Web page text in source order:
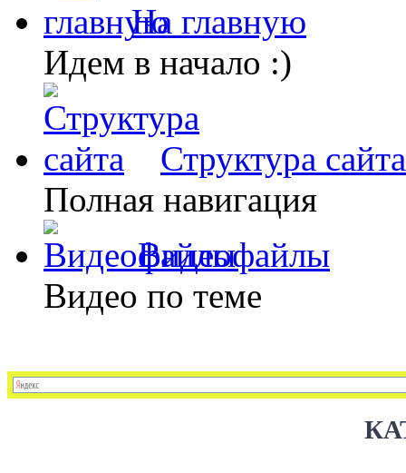
На главную
Идем в начало :)
Структура сайта
Полная навигация
Видеофайлы
Видео по теме